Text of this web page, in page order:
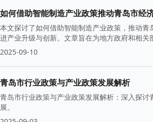
如何借助智能制造产业政策推动青岛市经
本文探讨了如何借助智能制造产业政策，推动
进产业升级与创新。文章旨在为地方政府和相
2025-09-10
青岛市行业政策与产业政策发展解析
青岛市行业政策与产业政策发展解析：深入探
展。